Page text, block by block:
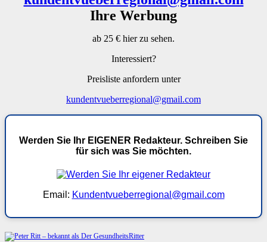
Ihre Werbung
ab 25 € hier zu sehen.
Interessiert?
Preisliste anfordern unter
kundentvueberregional@gmail.com
Werden Sie Ihr EIGENER Redakteur. Schreiben Sie
für sich was Sie möchten.
Email: Kundentvueberregional@gmail.com